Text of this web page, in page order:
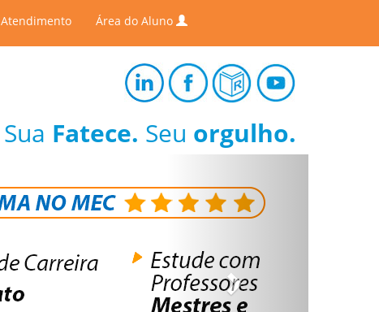
Atendimento Área do Aluno
Sua Fatece. Seu orgulho.